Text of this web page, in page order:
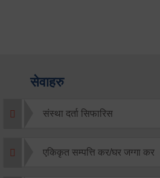
सेवाहरु
संस्था दर्ता सिफारिस
एकिकृत सम्पत्ति कर/घर जग्गा कर